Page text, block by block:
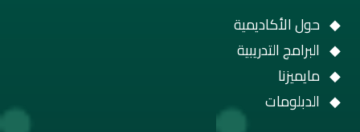
حول الأكاديمية
البرامج التدريبية
مايميزنا
الدبلومات